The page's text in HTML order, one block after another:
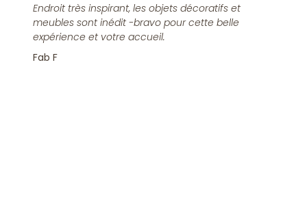
Endroit très inspirant, les objets décoratifs et
meubles sont inédit -bravo pour cette belle
expérience et votre accueil.
Fab F